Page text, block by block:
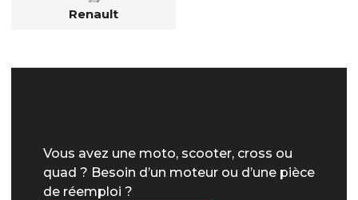
Renault
Vous avez une moto, scooter, cross ou
quad ? Besoin d’un moteur ou d’une pièce
de réemploi ?